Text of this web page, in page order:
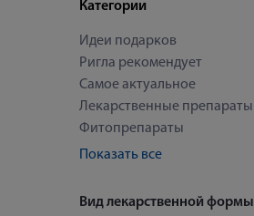
Категории
Идеи подарков
Ригла рекомендует
Самое актуальное
Лекарственные препараты
Фитопрепараты
Показать все
Вид лекарственной формы